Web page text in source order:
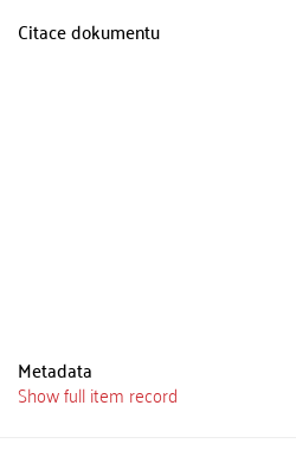
Citace dokumentu
Metadata
Show full item record